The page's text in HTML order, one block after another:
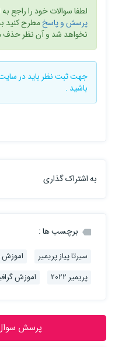
لطفا سوالات خود را راجع
پرسش و پاسخمطرح کنید
نخواهد شد و آن نظر حذف
جهت ثبت نظر باید در
باشید .
به اشتراک گذاری
برچسب ها :
سیرتا پیاز پریمیر اموزش
پریمیر 2022
اموزش
پرسش سوال